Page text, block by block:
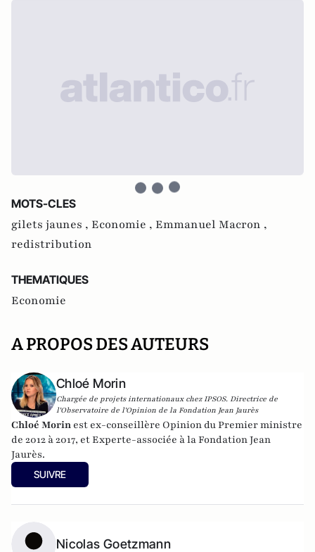
MOTS-CLES
gilets jaunes , Economie , Emmanuel Macron ,
redistribution
THEMATIQUES
Economie
A PROPOS DES AUTEURS
Chloé Morin
Chargée de projets internationaux chez IPSOS. Directrice de
l'Observatoire de l'Opinion de la Fondation Jean Jaurès
Chloé Morin est ex-conseillère Opinion du Premier ministre
de 2012 à 2017, et Experte-associée à la Fondation Jean
Jaurès.
SUIVRE
Nicolas Goetzmann